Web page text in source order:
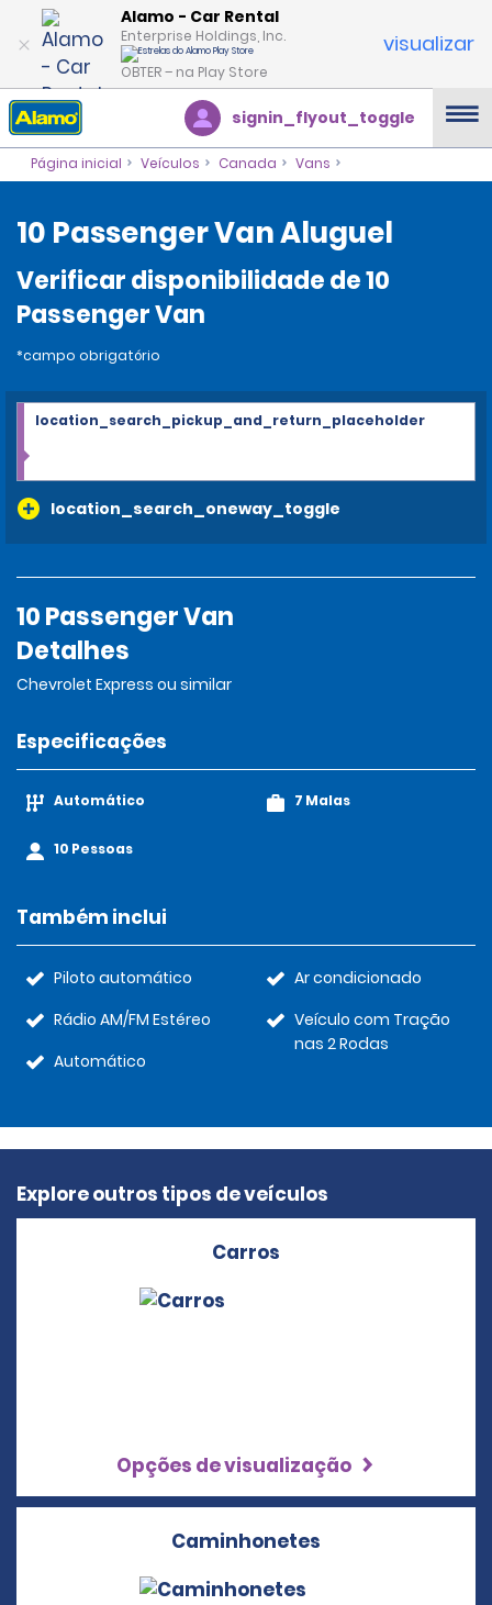
Alamo - Car Rental
Enterprise Holdings, Inc.
OBTER – na Play Store
visualizar
signin_flyout_toggle
Página inicial Veículos Canada Vans
10 Passenger Van Aluguel
Verificar disponibilidade de 10
Passenger Van
*campo obrigatório
location_search_oneway_toggle
location_search_pickup_and_return_placeholder
10 Passenger Van
Detalhes
Chevrolet Express ou similar
Especificações
Automático
10 Pessoas
7 Malas
Também inclui
Piloto automático
Rádio AM/FM Estéreo
Automático
Ar condicionado
Veículo com Tração
nas 2 Rodas
Explore outros tipos de veículos
Carros
Opções de visualização
Caminhonetes